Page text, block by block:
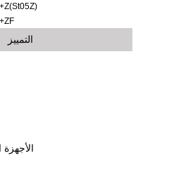
(St05Z)
التمييز
الأجهزة